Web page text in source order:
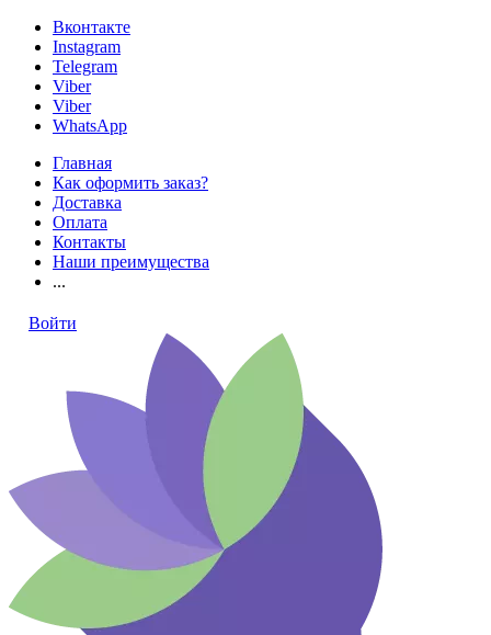
Вконтакте
Instagram
Telegram
Viber
Viber
WhatsApp
Главная
Как оформить заказ?
Доставка
Оплата
Контакты
Наши преимущества
...
Войти